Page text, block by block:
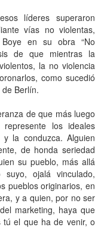
líderes superaron
vías no violentas,
en su obra “No
de que mientras la
la no violencia
como sucedió
Berlín.
de que más luego
los ideales
la conduzca. Alguien
de honda seriedad
su pueblo, más allá
suyo, ojalá vinculado,
pueblos originarios, en
y a quien, por no ser
marketing, haya que
tú el que ha de venir, o